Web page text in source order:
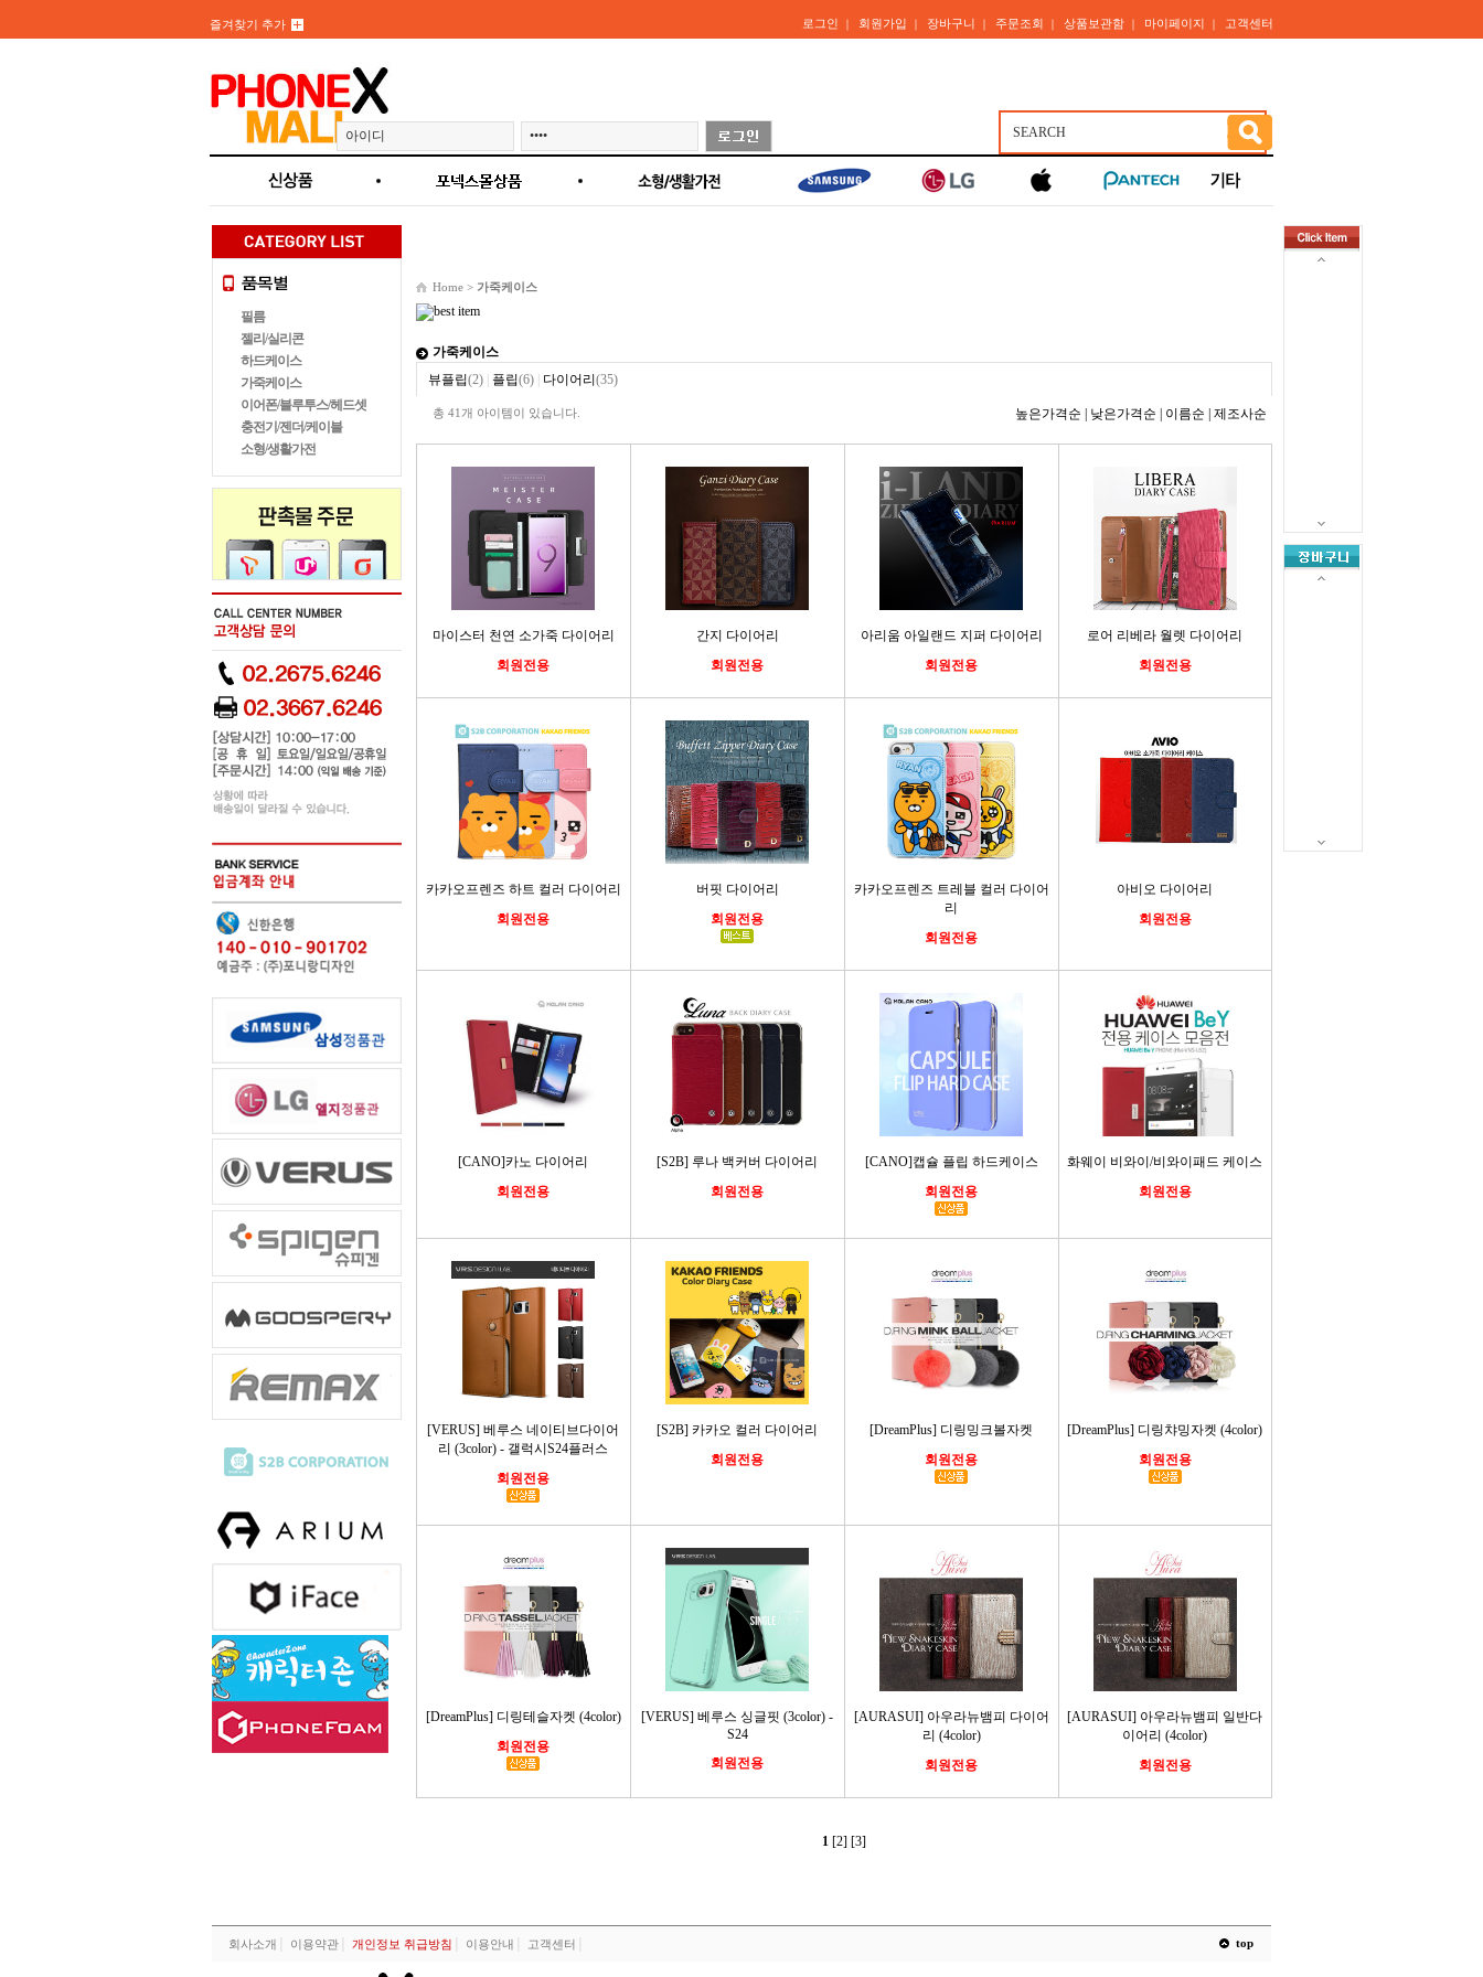
즐겨찾기 추가 로그인 ｜ 회원가입 ｜ 장바구니 ｜ 주문조회 ｜ 상품보관함 ｜ 마이페이지 ｜ 고객센터
필름
젤리/실리콘
하드케이스
가죽케이스
이어폰/블루투스/헤드셋
충전기/젠더/케이블
소형/생활가전
Home > 가죽케이스
가죽케이스
뷰플립(2) 플립(6) 다이어리 (35)
총 41개 아이템이 있습니다. 높은가격순 낮은가격순 이름순 제조사순
마이스터 천연 소가죽 다이어리
회원전용
간지 다이어리
회원전용
아리움 아일랜드 지퍼 다이어리
회원전용
로어 리베라 월렛 다이어리
회원전용
카카오프렌즈 하트 컬러 다이어리
회원전용
버핏 다이어리
회원전용
카카오프렌즈 트레블 컬러 다이어
리
회원전용
아비오 다이어리
회원전용
[CANO]카노 다이어리
회원전용
[S2B] 루나 백커버 다이어리
회원전용
[CANO]캡슐 플립 하드케이스
회원전용
화웨이 비와이/비와이패드 케이스
회원전용
[VERUS] 베루스 네이티브다이어
리 (3color) - 갤럭시S24플러스
회원전용
[S2B] 카카오 컬러 다이어리
회원전용
[DreamPlus] 디링밍크볼자켓
회원전용
[DreamPlus] 디링챠밍자켓 (4color)
회원전용
[DreamPlus] 디링테슬자켓 (4color)
회원전용
[VERUS] 베루스 싱글핏 (3color) -
S24
회원전용
[AURASUI] 아우라뉴뱀피 다이어
리 (4color)
회원전용
[AURASUI] 아우라뉴뱀피 일반다
이어리 (4color)
회원전용
1 [2] [3]
회사소개 이용약관 개인정보 취급방침 이용안내 고객센터 top